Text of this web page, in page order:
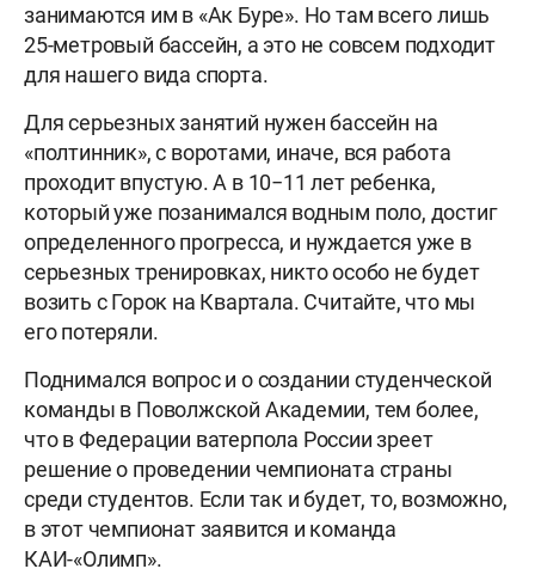
занимаются им в «Ак Буре». Но там всего лишь
25-метровый бассейн, а это не совсем подходит
для нашего вида спорта.
Для серьезных занятий нужен бассейн на
«полтинник», с воротами, иначе, вся работа
проходит впустую. А в 10−11 лет ребенка,
который уже позанимался водным поло, достиг
определенного прогресса, и нуждается уже в
серьезных тренировках, никто особо не будет
возить с Горок на Квартала. Считайте, что мы
его потеряли.
Поднимался вопрос и о создании студенческой
команды в Поволжской Академии, тем более,
что в Федерации ватерпола России зреет
решение о проведении чемпионата страны
среди студентов. Если так и будет, то, возможно,
в этот чемпионат заявится и команда
КАИ-«Олимп».